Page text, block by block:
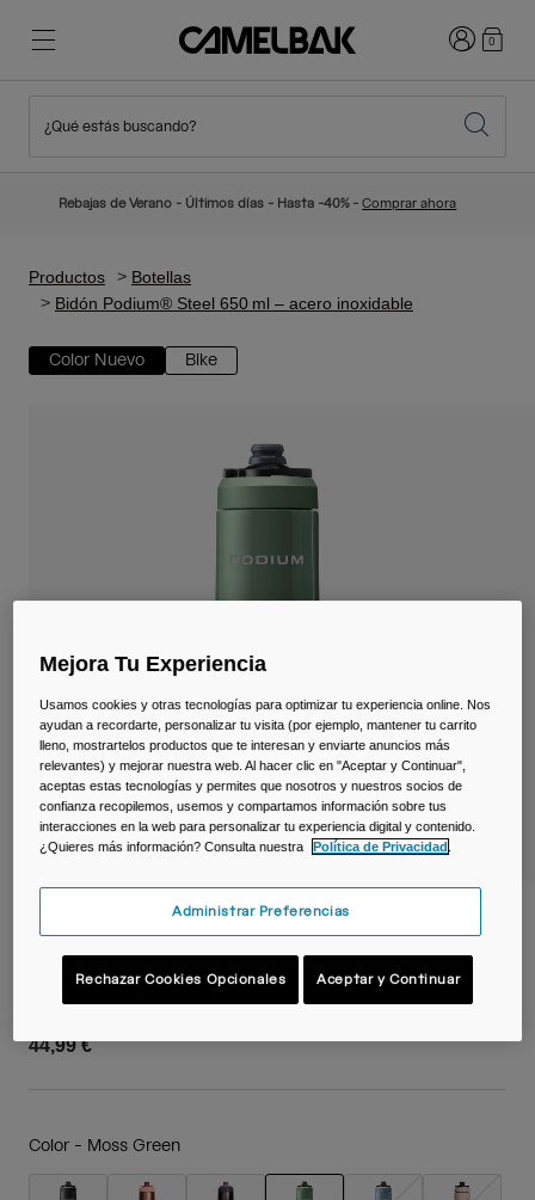
Novedades
Mochilas Hidratación
Bolsas Hidratación
Accessorios
Senderismo
Adiós a los desechables
Iniciar0
¿Qué estás buscando?
Rebajas de Verano - Últimos días - Hasta -40% -Comprar ahora
Productos
Botellas
Bidón Podium® Steel 650 ml – acero inoxidable
Color Nuevo Bike
Bidón Podium® Steel 650 ml – acero
inoxidable
44,99 €
Color - Moss Green
Mejora Tu Experiencia
Usamos cookies y otras tecnologías para optimizar tu experiencia online. Nos
ayudan a recordarte, personalizar tu visita (por ejemplo, mantener tu carrito
lleno, mostrartelos productos que te interesan y enviarte anuncios más
relevantes) y mejorar nuestra web. Al hacer clic en "Aceptar y Continuar",
aceptas estas tecnologías y permites que nosotros y nuestros socios de
confianza recopilemos, usemos y compartamos información sobre tus
interacciones en la web para personalizar tu experiencia digital y contenido.
¿Quieres más información? Consulta nuestra
Política de Privacidad
Administrar Preferencias
Rechazar Cookies Opcionales Aceptar y Continuar